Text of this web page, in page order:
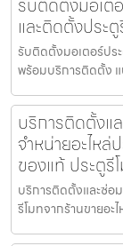
และติดตั้งประ
รับติดตั้งมอเตอร์ปร
พร้อมบริการติดตั้ง
บริการติดตั้งแ
จำหน่ายอะไหล่
ของแท้ ประตูรี
บริการติดตั้งและซ่อ
รีโมทจากร้านขายอ